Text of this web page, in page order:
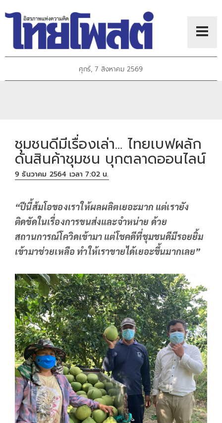
ศุกร์, 7 สิงหาคม 2569
ชุมชนดีมีเรื่องเล่า… ไทยเบฟผลัก
ดันสินค้าชุมชน บุกตลาดออนไลน์
9 ธันวาคม 2564 เวลา 7:02 น.
“ปีนี้ส้มโอของเราให้ผลผลิตเยอะมาก แต่เรายัง
ติดขัดในเรื่องการขนส่งและจำหน่าย ด้วย
สถานการณ์โควิดเข้ามาแต่โชคดีที่ชุมชนดีมีรอยยิ้ม
เข้ามาช่วยเหลือ ทำให้เราขายได้เยอะขึ้นมากเลย”